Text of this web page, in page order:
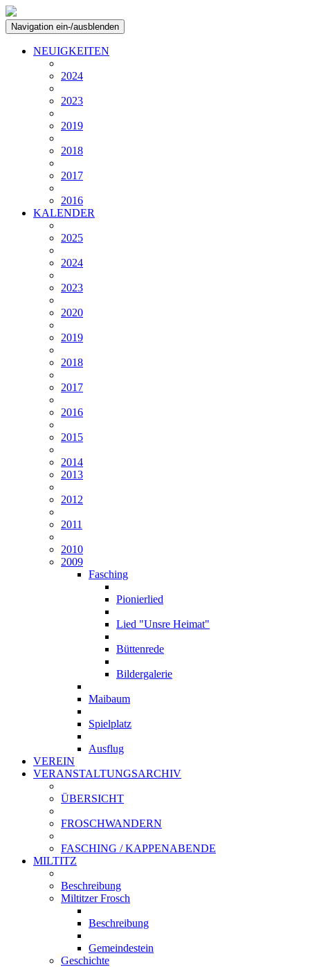
Navigation ein-/ausblenden
NEUIGKEITEN
2024
2023
2019
2018
2017
2016
KALENDER
2025
2024
2023
2020
2019
2018
2017
2016
2015
2014
2013
2012
2011
2010
2009
Fasching
Pionierlied
Lied "Unsre Heimat"
Büttenrede
Bildergalerie
Maibaum
Spielplatz
Ausflug
VEREIN
VERANSTALTUNGSARCHIV
ÜBERSICHT
FROSCHWANDERN
FASCHING / KAPPENABENDE
MILTITZ
Beschreibung
Miltitzer Frosch
Beschreibung
Gemeindestein
Geschichte